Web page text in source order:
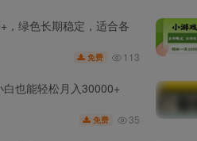
，绿色长期稳定，适合各
免费 113
也能轻松月入30000+
免费 35